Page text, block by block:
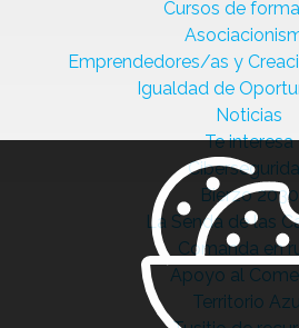
Cursos de
Emprendedores/as y
Igualdad de
Noticias
Te interesa
Bierzo 2030
La Senda de las
Comanda en
Apoyo al
Territorio